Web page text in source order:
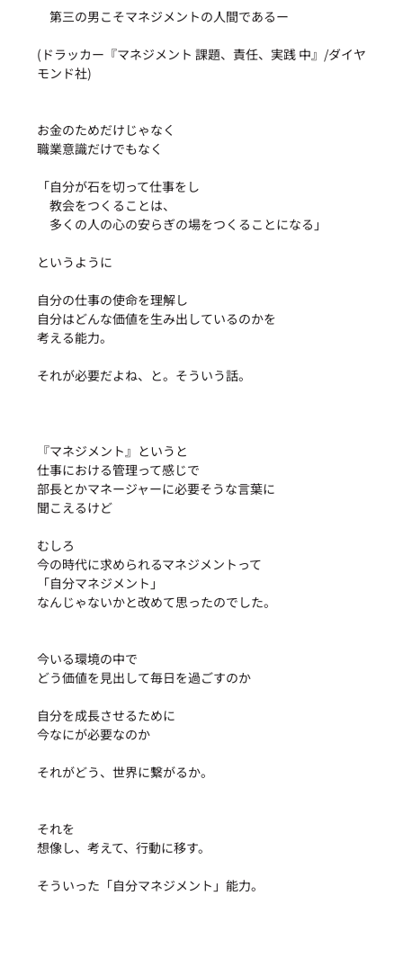
第三の男こそマネジメントの人間であるー
(ドラッカー『マネジメント 課題、責任、実践 中』/ダイヤ
モンド社)
お金のためだけじゃなく
職業意識だけでもなく
「自分が石を切って仕事をし
教会をつくることは、
多くの人の心の安らぎの場をつくることになる」
というように
自分の仕事の使命を理解し
自分はどんな価値を生み出しているのかを
考える能力。
それが必要だよね、と。そういう話。
『マネジメント』というと
仕事における管理って感じで
部長とかマネージャーに必要そうな言葉に
聞こえるけど
むしろ
今の時代に求められるマネジメントって
「自分マネジメント」
なんじゃないかと改めて思ったのでした。
今いる環境の中で
どう価値を見出して毎日を過ごすのか
自分を成長させるために
今なにが必要なのか
それがどう、世界に繋がるか。
それを
想像し、考えて、行動に移す。
そういった「自分マネジメント」能力。